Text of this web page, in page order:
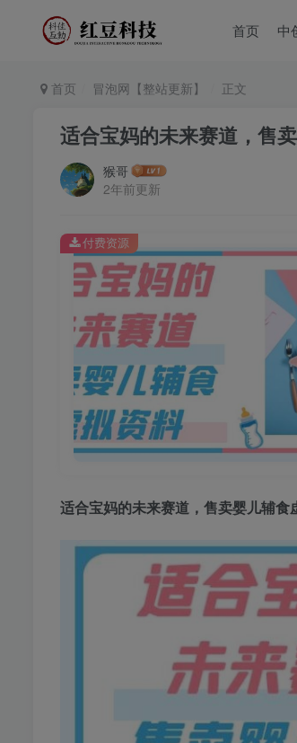
首页 中
首页 冒泡网【整站更新】 正文
适合宝妈的未来赛道，售
猴哥
2年前更新
付费资源
适合宝妈的未来赛道，售卖婴儿辅